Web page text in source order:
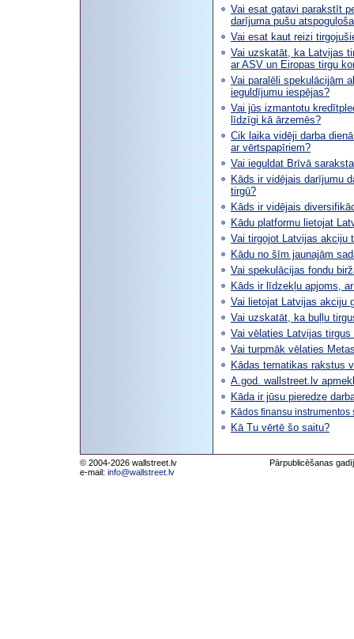
Vai esat gatavi parakstīt
darījuma pušu
Vai esat kaut reizi
Vai uzskatāt, ka Latvijas
ar ASV un Eiropas tirgu
Vai paralēli spekulācijām
ieguldījumu iespējas?
Vai jūs izmantotu
līdzīgi kā ārzemēs?
Cik laika vidēji darba
ar vērtspapīriem?
Vai ieguldat Brīvā
Kāds ir vidējais darījumu
tirgū?
Kāds ir vidējais
Kādu platformu lietojat
Vai tirgojot Latvijas akciju
Kādu no šīm jaunajām
Vai spekulācijas fondu
Kāds ir līdzekļu apjoms,
Vai lietojat Latvijas akciju
Vai uzskatāt, ka buļļu
Vai vēlaties Latvijas
Vai turpmāk vēlaties
Kādas tematikas rakstus
A.god. wallstreet.lv
Kāda ir jūsu pieredze
Kādos finansu
Kā Tu vērtē šo saitu?
© 2004-2026 wallstreet.lv
e-mail: info@wallstreet.lv
Pārpublicēšanas